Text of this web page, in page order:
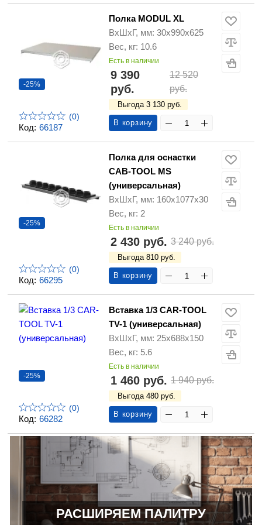
Код: 66187
-25%
(0)
Полка MODUL XL
ВхШхГ, мм: 30x990x625
Вес, кг: 10.6
Есть в наличии
9 390
руб.
12 520
руб.
Выгода 3 130 руб.
В корзину
Код: 66295
-25%
(0)
Полка для оснастки
CAB-TOOL MS
(универсальная)
ВхШхГ, мм: 160x1077x30
Вес, кг: 2
Есть в наличии
2 430 руб. 3 240 руб.
Выгода 810 руб.
В корзину
Код: 66282
-25%
(0)
Вставка 1/3 CAR-TOOL
TV-1 (универсальная)
ВхШхГ, мм: 25x688x150
Вес, кг: 5.6
Есть в наличии
1 460 руб. 1 940 руб.
Выгода 480 руб.
В корзину
РАСШИРЯЕМ ПАЛИТРУ